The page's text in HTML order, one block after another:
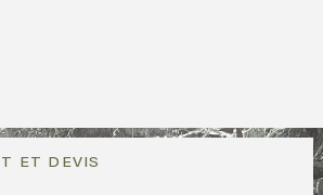
ET DEVIS